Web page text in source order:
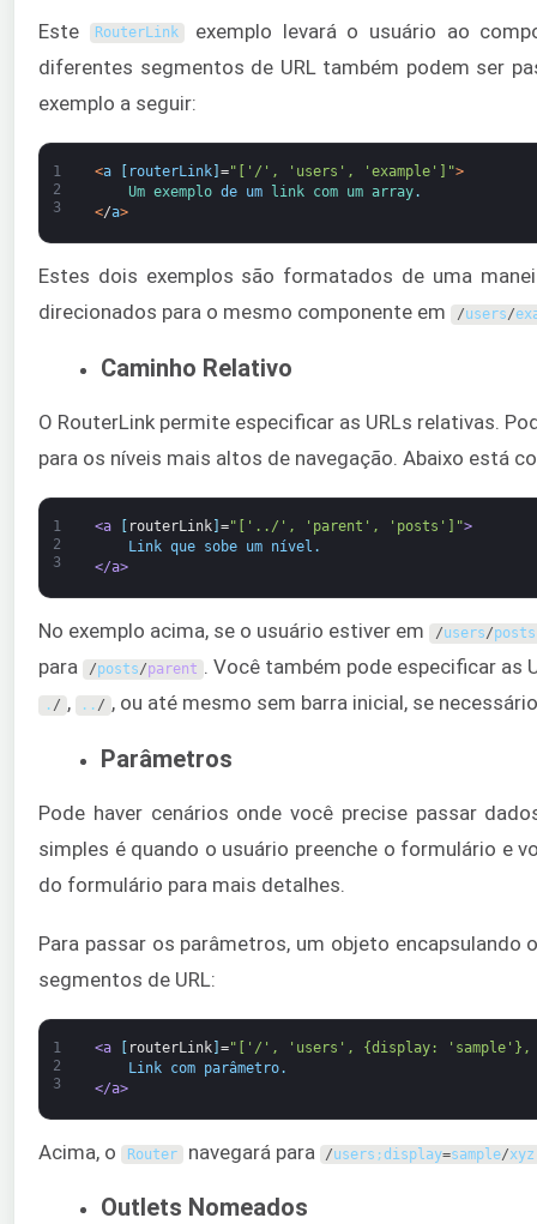
Este RouterLink
exemplo levará o usuário ao
diferentes segmentos de URL também podem ser
exemplo a seguir:
1
2
3
<a routerLink] ="['/', 'users', 'example']">
Um exemplo de um link com um array.
</a>
Estes dois exemplos são formatados de uma
direcionados para o mesmo componente em
/users/
Caminho Relativo
O RouterLink permite especificar as URLs relativas.
para os níveis mais altos de navegação. Abaixo está
1
2
3
<a routerLink] ="['../', 'parent', 'posts']">
Link que sobe um nível.
</a>
No exemplo acima, se o usuário estiver em /users/posts
para /posts/parent . Você também pode especificar as
. / , . . / , ou até mesmo sem barra inicial, se
Parâmetros
Pode haver cenários onde você precise passar
simples é quando o usuário preenche o formulário e
do formulário para mais detalhes.
Para passar os parâmetros, um objeto encapsulando
segmentos de URL:
1
2
3
<a routerLink] ="['/', 'users', {display:
Link com parâmetro.
</a>
Acima, o Router navegará para /users ;display=sample/xyz
Outlets Nomeados